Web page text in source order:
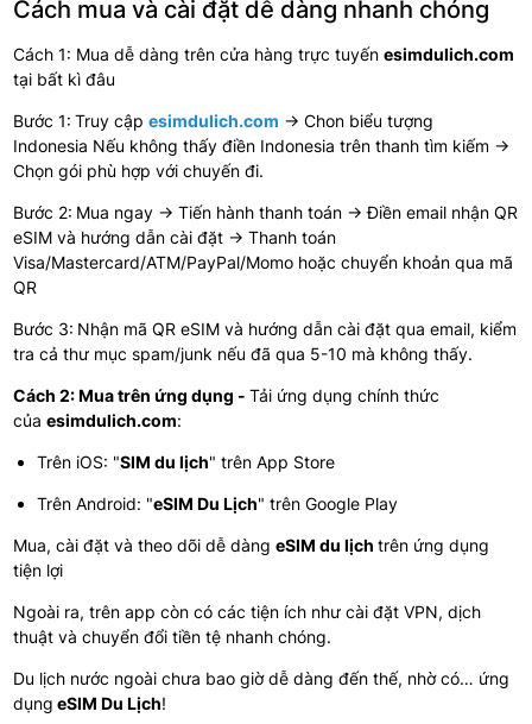
Cách mua và cài đặt dễ dàng nhanh chóng
Cách 1: Mua dễ dàng trên cửa hàng trực tuyến esimdulich.com
tại bất kì đâu
Bước 1: Truy cập esimdulich.com → Chon biểu tượng
Indonesia Nếu không thấy điền Indonesia trên thanh tìm kiếm →
Chọn gói phù hợp với chuyến đi.
Bước 2: Mua ngay → Tiến hành thanh toán → Điền email nhận QR
eSIM và hướng dẫn cài đặt → Thanh toán
Visa/Mastercard/ATM/PayPal/Momo hoặc chuyển khoản qua mã
QR
Bước 3: Nhận mã QR eSIM và hướng dẫn cài đặt qua email, kiểm
tra cả thư mục spam/junk nếu đã qua 5-10 mà không thấy.
Cách 2: Mua trên ứng dụng - Tải ứng dụng chính thức
của esimdulich.com:
Trên iOS: "SIM du lịch" trên App Store
Trên Android: "eSIM Du Lịch" trên Google Play
Mua, cài đặt và theo dõi dễ dàng eSIM du lịch trên ứng dụng
tiện lợi
Ngoài ra, trên app còn có các tiện ích như cài đặt VPN, dịch
thuật và chuyển đổi tiền tệ nhanh chóng.
Du lịch nước ngoài chưa bao giờ dễ dàng đến thế, nhờ có… ứng
dụng eSIM Du Lịch!